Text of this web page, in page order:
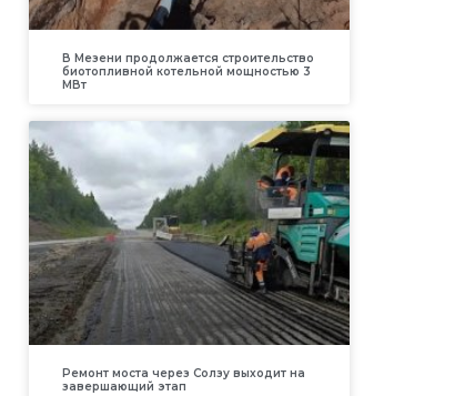
В Мезени продолжается строительство
биотопливной котельной мощностью 3
МВт
Ремонт моста через Солзу выходит на
завершающий этап